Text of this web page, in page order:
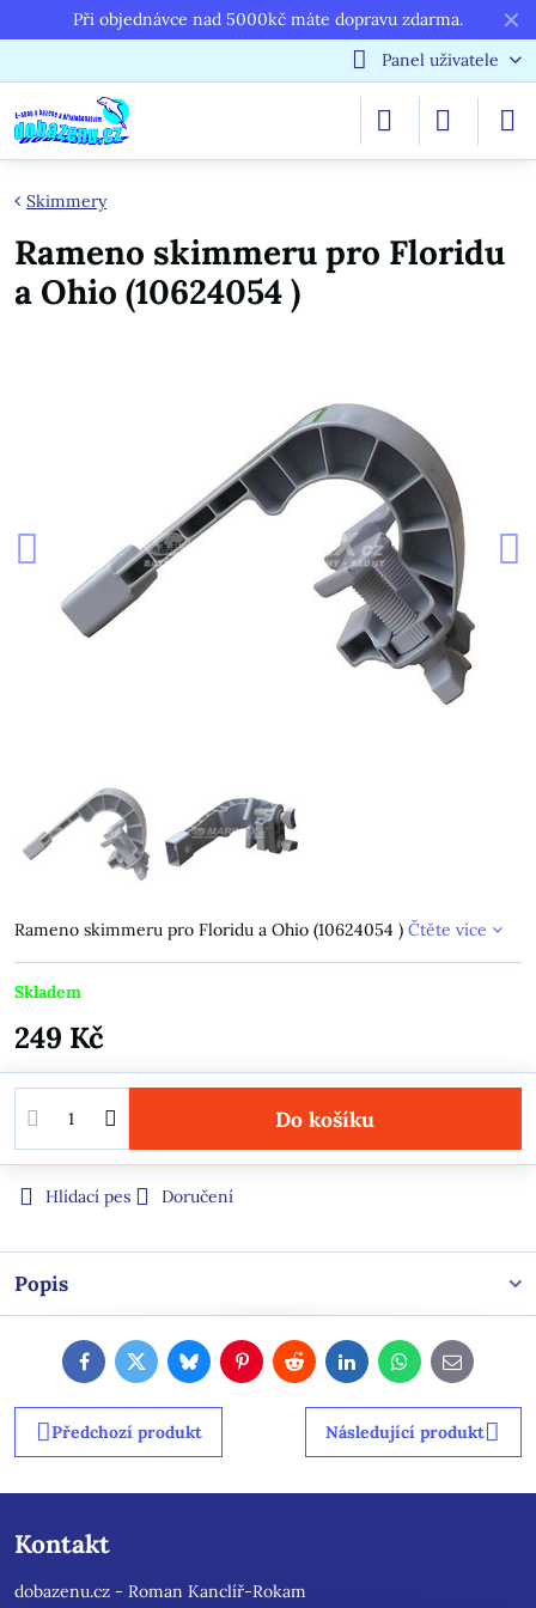
✕
Při objednávce nad 5000kč máte dopravu zdarma.
Panel uživatele
Skimmery
Rameno skimmeru pro Floridu
a Ohio (10624054 )
Rameno skimmeru pro Floridu a Ohio (10624054 ) Čtěte více
Skladem
249 Kč
Do košíku
Hlídací pes Doručení
Popis
FacebookTwitterBlueskyPinterestRedditLinkedInWhatsApp
E-
mail
Předchozí produkt Následující produkt
Kontakt
dobazenu.cz - Roman Kanclíř-Rokam